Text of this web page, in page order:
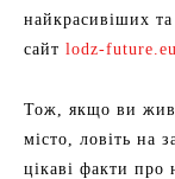
найкрасивіших
сайт lodz-future.eu
Тож, якщо ви
місто, ловіть на
цікаві факти про